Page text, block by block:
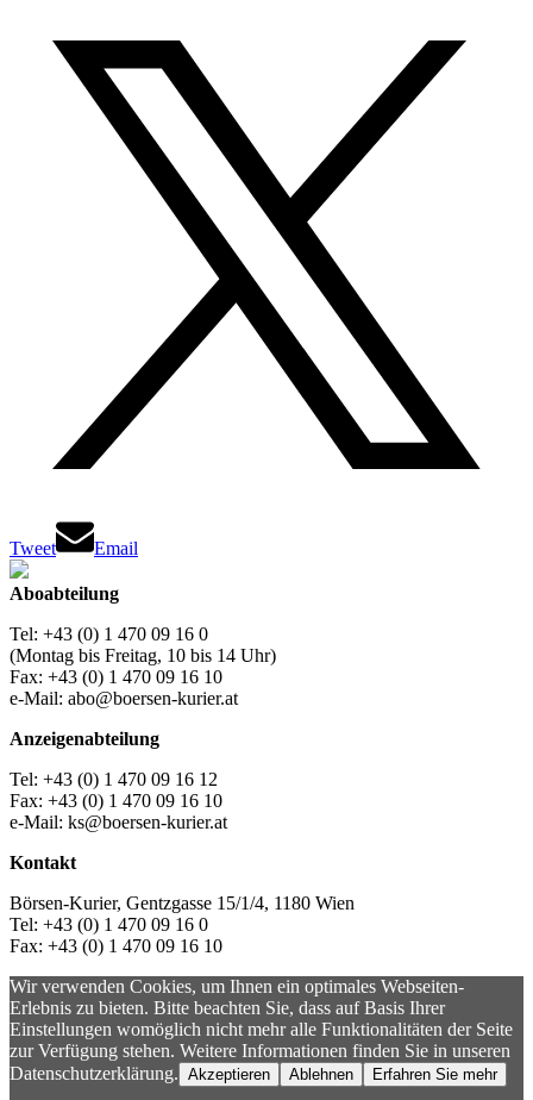
Tweet Email
Aboabteilung
Tel: +43 (0) 1 470 09 16 0
(Montag bis Freitag, 10 bis 14 Uhr)
Fax: +43 (0) 1 470 09 16 10
e-Mail: abo@boersen-kurier.at
Anzeigenabteilung
Tel: +43 (0) 1 470 09 16 12
Fax: +43 (0) 1 470 09 16 10
e-Mail: ks@boersen-kurier.at
Kontakt
Börsen-Kurier, Gentzgasse 15/1/4, 1180 Wien
Tel: +43 (0) 1 470 09 16 0
Fax: +43 (0) 1 470 09 16 10
Wir verwenden Cookies, um Ihnen ein optimales Webseiten-
Erlebnis zu bieten. Bitte beachten Sie, dass auf Basis Ihrer
Einstellungen womöglich nicht mehr alle Funktionalitäten der Seite
zur Verfügung stehen. Weitere Informationen finden Sie in unseren
Datenschutzerklärung. Akzeptieren Ablehnen Erfahren Sie mehr